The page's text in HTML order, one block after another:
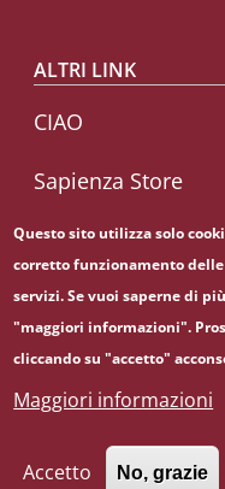
ALTRI LINK
CIAO
Sapienza Store
Seguici su
FacebookInstagram
© Sapienza Università
02133771002
Questo sito utilizza solo
corretto funzionamento
servizi. Se vuoi saperne di
"maggiori informazioni".
cliccando su "accetto"
Maggiori informazioni
Accetto No, grazie